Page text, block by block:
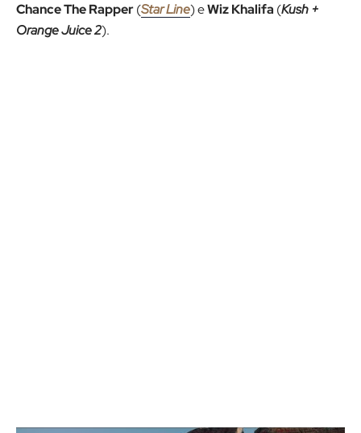
Chance The Rapper(Star Line) eWiz Khalifa (Kush +
Orange Juice 2).